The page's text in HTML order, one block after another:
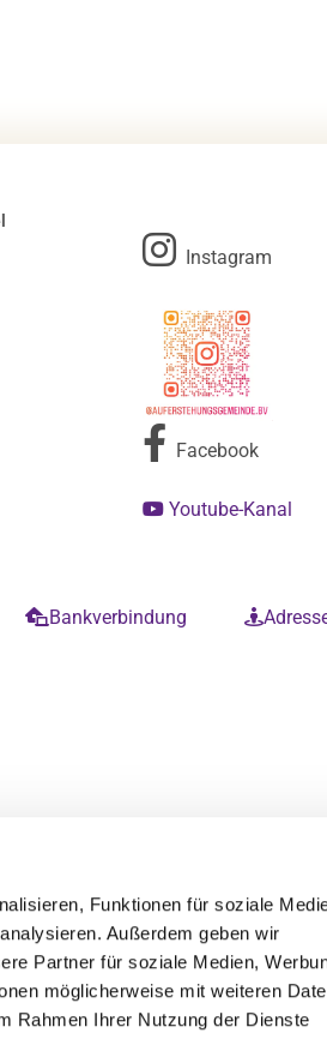
Funktionen für soziale
Außerdem geben wir
Partner für soziale Medien,
möglicherweise mit weiteren
Rahmen Ihrer Nutzung der Dienste
 Instagram
 Facebook
Youtube-Kanal
Bankverbindung 